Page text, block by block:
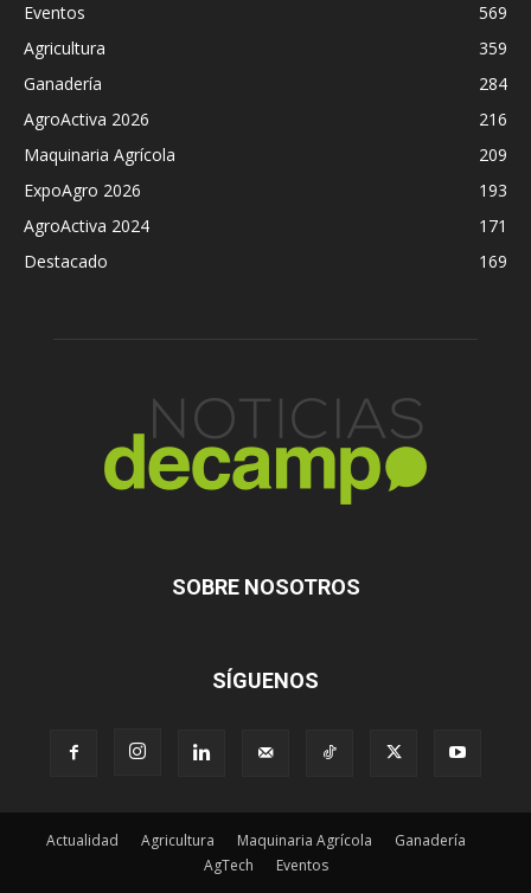
Eventos
569
Agricultura
359
Ganadería
284
AgroActiva 2026
216
Maquinaria Agrícola
209
ExpoAgro 2026
193
AgroActiva 2024
171
Destacado
169
SOBRE NOSOTROS
SÍGUENOS
Actualidad Agricultura Maquinaria Agrícola
Ganadería
AgTech
Eventos